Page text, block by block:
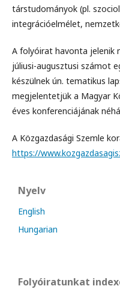
társtudományok (pl.
integrációelmélet,
A folyóirat havonta jelenik
júliusi-augusztusi számot
készülnek ún. tematikus
megjelentetjük a Magyar
éves konferenciájának
A Közgazdasági Szemle
https://
Nyelv
English
Hungarian
Folyóiratunkat